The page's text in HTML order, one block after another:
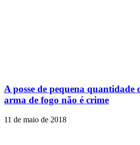
A posse de pequena quantidade
arma de fogo não é crime
11 de maio de 2018